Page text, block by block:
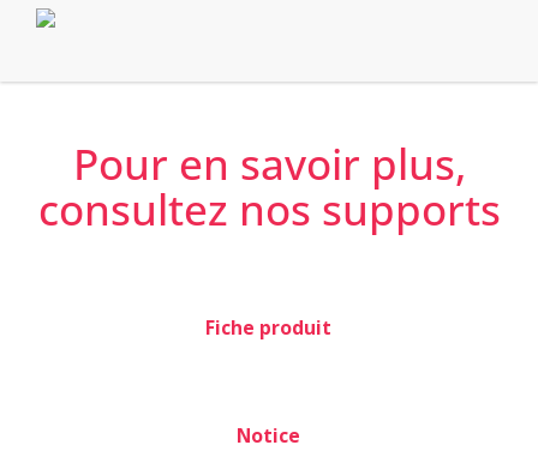
Pour en savoir plus,
consultez nos supports
Fiche produit
Notice